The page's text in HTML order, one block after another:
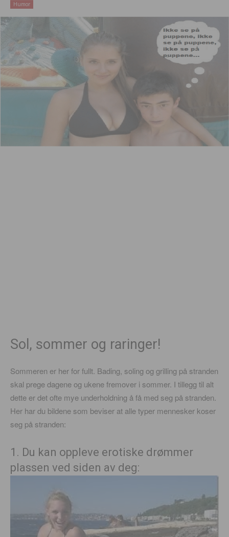
Humor
Sol, sommer og raringer!
Sommeren er her for fullt. Bading, soling og grilling på stranden
skal prege dagene og ukene fremover i sommer. I tillegg til alt
dette er det ofte mye underholdning å få med seg på stranden.
Her har du bildene som beviser at alle typer mennesker koser
seg på stranden:
1. Du kan oppleve erotiske drømmer
plassen ved siden av deg: